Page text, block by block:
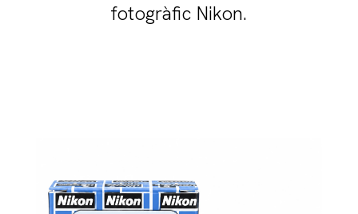
fotogràfic Nikon.